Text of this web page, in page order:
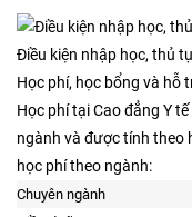
Điều kiện nhập học, thủ
Học phí, học bổng và hỗ
Học phí tại Cao đẳng Y
ngành và được tính theo
học phí theo ngành:
Chuyên ngành